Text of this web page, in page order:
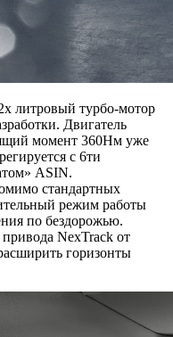
литровый турбо-мотор
Двигатель
момент 360Нм уже
с 6ти
ASIN.
стандартных
режим работы
по бездорожью.
NexTrack от
горизонты